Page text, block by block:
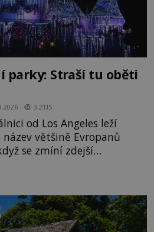
parky: Straší tu oběti
3.2TIS
od Los Angeles leží
většině Evropanů
se zmíní zdejší
na
sadu pomerančovníků.
lidí ročně. A ač je
někteří z